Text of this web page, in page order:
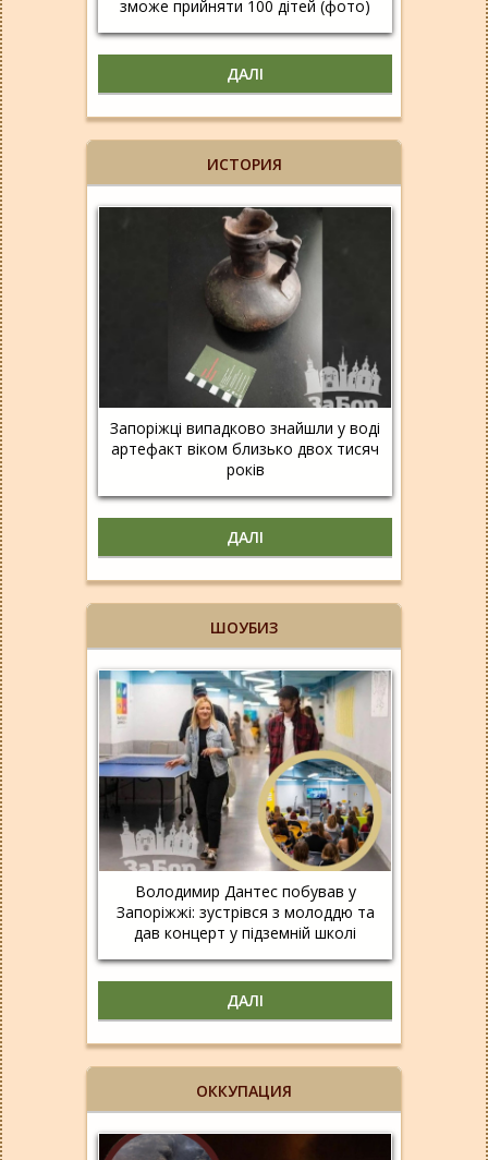
зможе прийняти 100 дітей (фото)
ДАЛІ
ИСТОРИЯ
Запоріжці випадково знайшли у воді
артефакт віком близько двох тисяч
років
ДАЛІ
ШОУБИЗ
Володимир Дантес побував у
Запоріжжі: зустрівся з молоддю та
дав концерт у підземній школі
ДАЛІ
ОККУПАЦИЯ